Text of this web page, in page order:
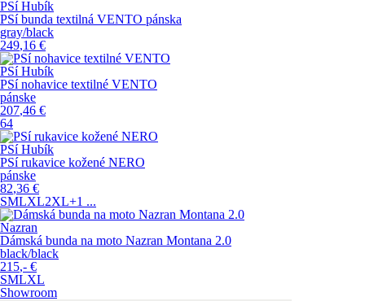
PSí Hubík
PSí bunda textilná VENTO pánska
gray/black
249,16 €
PSí Hubík
PSí nohavice textilné VENTO
pánske
207,46 €
64
PSí Hubík
PSí rukavice kožené NERO
pánske
82,36 €
SMLXL2XL+1 ...
Nazran
Dámská bunda na moto Nazran Montana 2.0
black/black
215,- €
SMLXL
Showroom